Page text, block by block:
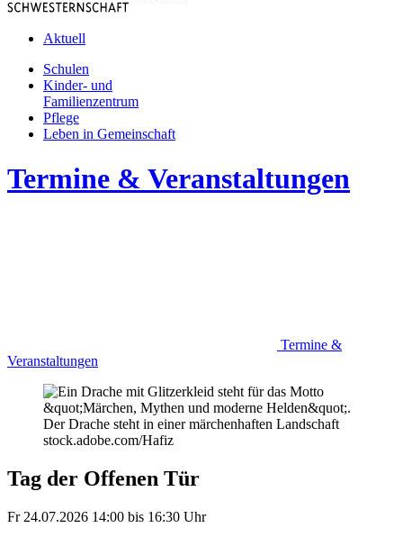
Aktuell
Schulen
Kinder- und
Familienzentrum
Pflege
Leben in Gemeinschaft
Termine & Veranstaltungen
Termine &
Veranstaltungen
stock.adobe.com/Hafiz
Tag der Offenen Tür
Fr 24.07.2026 14:00 bis 16:30 Uhr